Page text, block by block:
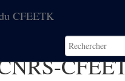
CFEETK